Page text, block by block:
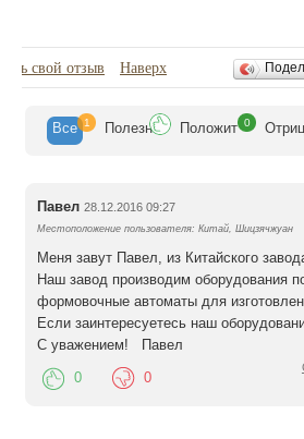
Отзывы
свой отзыв Наверх
Все 1 Полезн Положит 0
Павел 28.12.2016 09:27
Местоположение пользователя: Китай, Шицзячжуан
Меня завут Павел, из Китайского
Наш завод производим оборудования
формовочные автоматы для
Если заинтересуетесь наш
С уважением! Павел
0 0